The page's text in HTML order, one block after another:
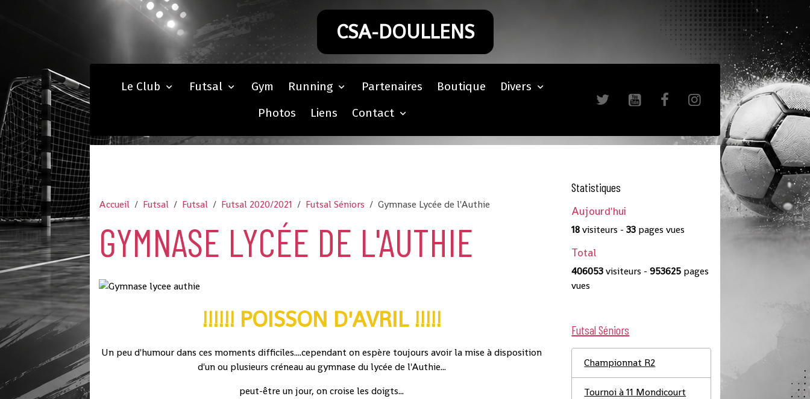
CSA-DOULLENS
Le Club Futsal Gym Running Partenaires Boutique
Divers
Photos
Liens Contact
Accueil Futsal Futsal Futsal 2020/2021 Futsal Séniors Gymnase Lycée de l'Authie
GYMNASE LYCÉE DE L'AUTHIE
!!!!!! POISSON D'AVRIL !!!!!
Un peu d'humour dans ces moments difficiles....cependant on espère toujours avoir la mise à disposition
d'un ou plusieurs créneau au gymnase du lycée de l'Authie...
peut-être un jour, on croise les doigts...
Statistiques
Aujourd'hui
18visiteurs -33 pages vues
Total
406053visiteurs -953625 pages
vues
Futsal Séniors
Championnat R2
Tournoi à 11 Mondicourt